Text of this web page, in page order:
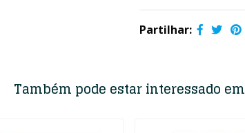
Partilhar:
Também pode estar interessado em